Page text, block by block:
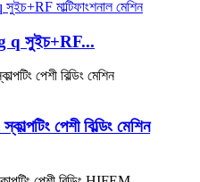
q সুইচ+RF...
পেশী বিল্ডিং মেশিন